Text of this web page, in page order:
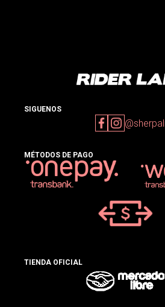
SIGUENOS
MÉTODOS DE PAGO
TIENDA OFICIAL